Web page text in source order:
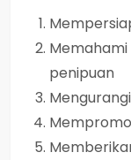
penipuan